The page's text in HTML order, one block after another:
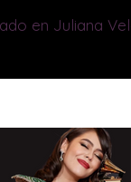
en Juliana